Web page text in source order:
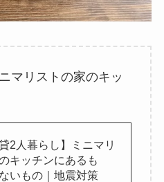
マリストの家のキッ
貸2人暮らし】ミニマリ
キッチンにあるも
いもの｜地震対策